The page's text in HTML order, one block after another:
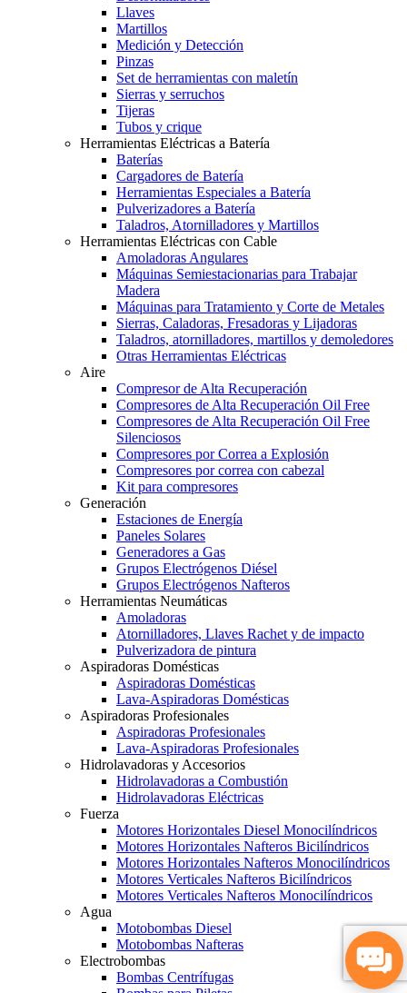
Llaves
Martillos
Medición y Detección
Pinzas
Set de herramientas con maletín
Sierras y serruchos
Tijeras
Tubos y crique
Herramientas Eléctricas a Batería
Baterías
Cargadores de Batería
Herramientas Especiales a Batería
Pulverizadores a Batería
Taladros, Atornilladores y Martillos
Herramientas Eléctricas con Cable
Amoladoras Angulares
Máquinas Semiestacionarias para Trabajar
Madera
Máquinas para Tratamiento y Corte de Metales
Sierras, Caladoras, Fresadoras y Lijadoras
Taladros, atornilladores, martillos y demoledores
Otras Herramientas Eléctricas
Aire
Compresor de Alta Recuperación
Compresores de Alta Recuperación Oil Free
Compresores de Alta Recuperación Oil Free
Silenciosos
Compresores por Correa a Explosión
Compresores por correa con cabezal
Kit para compresores
Generación
Estaciones de Energía
Paneles Solares
Generadores a Gas
Grupos Electrógenos Diésel
Grupos Electrógenos Nafteros
Herramientas Neumáticas
Amoladoras
Atornilladores, Llaves Rachet y de impacto
Pulverizadora de pintura
Aspiradoras Domésticas
Aspiradoras Domésticas
Lava-Aspiradoras Domésticas
Aspiradoras Profesionales
Aspiradoras Profesionales
Lava-Aspiradoras Profesionales
Hidrolavadoras y Accesorios
Hidrolavadoras a Combustión
Hidrolavadoras Eléctricas
Fuerza
Motores Horizontales Diesel Monocilíndricos
Motores Horizontales Nafteros Bicilíndricos
Motores Horizontales Nafteros Monocilíndricos
Motores Verticales Nafteros Bicilíndricos
Motores Verticales Nafteros Monocilíndricos
Agua
Motobombas Diesel
Motobombas Nafteras
Electrobombas
Bombas Centrífugas